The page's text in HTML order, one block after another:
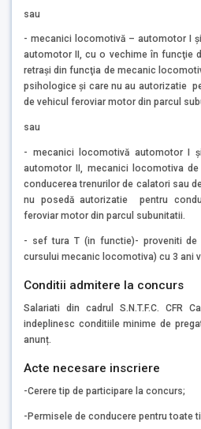
sau
- mecanici locomotivă – automotor I
automotor II, cu o vechime în funcţie
retraşi din funcţia de mecanic
psihologice şi care nu au autorizatie
de vehicul feroviar motor din parcul
sau
- mecanici locomotivă automotor I
automotor II, mecanici locomotiva
conducerea trenurilor de calatori sau
nu posedă autorizatie pentru
feroviar motor din parcul subunitatii.
- sef tura T (in functie)- proveniti de
cursului mecanic locomotiva) cu 3 ani
Conditii admitere la concurs
Salariati din cadrul S.N.T.F.C. CFR
indeplinesc conditiile minime de
anunț.
Acte necesare inscriere
-Cerere tip de participare la concurs;
-Permisele de conducere pentru toate